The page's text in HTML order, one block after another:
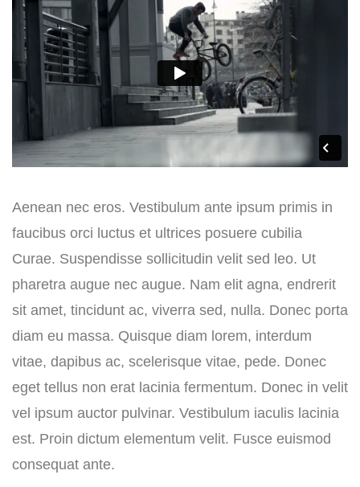
Aenean nec eros. Vestibulum ante ipsum primis in
faucibus orci luctus et ultrices posuere cubilia
Curae. Suspendisse sollicitudin velit sed leo. Ut
pharetra augue nec augue. Nam elit agna, endrerit
sit amet, tincidunt ac, viverra sed, nulla. Donec porta
diam eu massa. Quisque diam lorem, interdum
vitae, dapibus ac, scelerisque vitae, pede. Donec
eget tellus non erat lacinia fermentum. Donec in velit
vel ipsum auctor pulvinar. Vestibulum iaculis lacinia
est. Proin dictum elementum velit. Fusce euismod
consequat ante.